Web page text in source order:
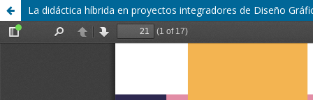
La didáctica híbrida en proyectos integradores de Diseño